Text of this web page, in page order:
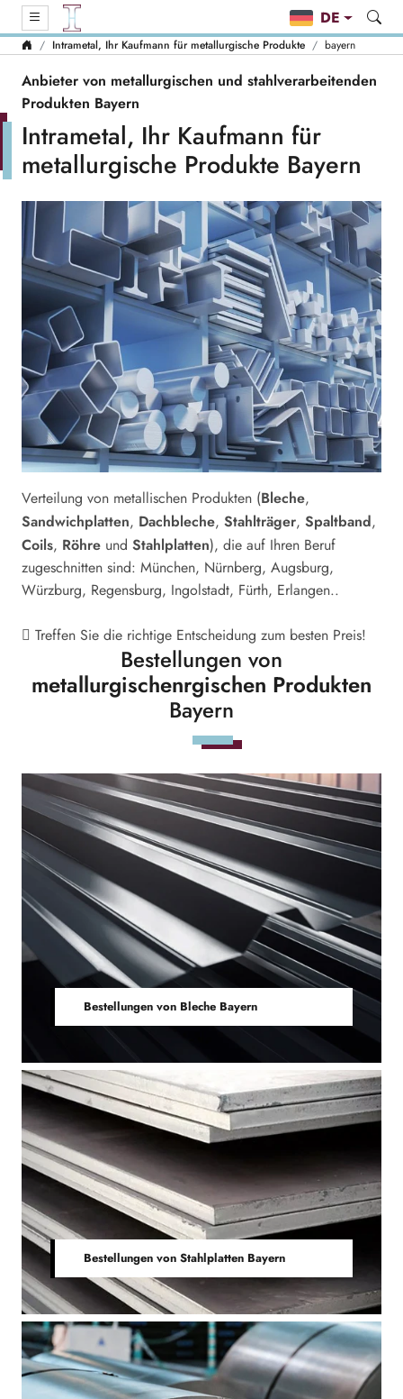
DE
Intrametal, Ihr Kaufmann für metallurgische Produkte bayern
Anbieter von metallurgischen und stahlverarbeitenden
Produkten Bayern
Intrametal, Ihr Kaufmann für
metallurgische Produkte Bayern
Verteilung von metallischen Produkten (Bleche,
Sandwichplatten, Dachbleche, Stahlträger, Spaltband,
Coils, Röhre und Stahlplatten), die auf Ihren Beruf
zugeschnitten sind: München, Nürnberg, Augsburg,
Würzburg, Regensburg, Ingolstadt, Fürth, Erlangen..
Treffen Sie die richtige Entscheidung zum besten Preis!
Bestellungen von
metallurgischenrgischen Produkten
Bayern
Bestellungen von Bleche Bayern
Bestellungen von Stahlplatten Bayern